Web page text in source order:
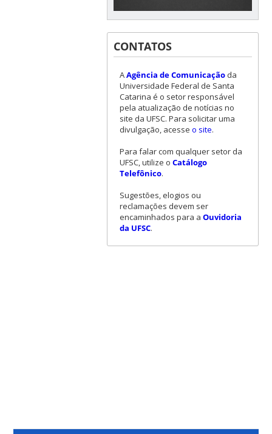
CONTATOS
AAgência de Comunicaçãoda
Universidade Federal de Santa
Catarina é o setor responsável
pela atualização de notícias no
site da UFSC. Para solicitar uma
divulgação, acesse o site.
Para falar com qualquer setor da
UFSC, utilize o Catálogo
Telefônico.
Sugestões, elogios ou
reclamações devem ser
encaminhados para a Ouvidoria
da UFSC.